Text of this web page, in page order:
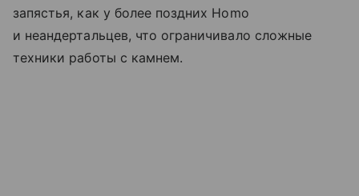
запястья, как у более поздних Homo
и неандертальцев, что ограничивало сложные
техники работы с камнем.